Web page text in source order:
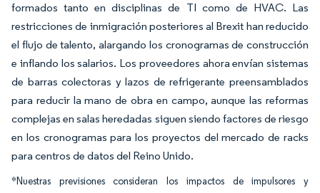
formados tanto en disciplinas de TI como de HVAC. Las
restricciones de inmigración posteriores al Brexit han reducido
el flujo de talento, alargando los cronogramas de construcción
e inflando los salarios. Los proveedores ahora envían sistemas
de barras colectoras y lazos de refrigerante preensamblados
para reducir la mano de obra en campo, aunque las reformas
complejas en salas heredadas siguen siendo factores de riesgo
en los cronogramas para los proyectos del mercado de racks
para centros de datos del Reino Unido.
*Nuestras previsiones consideran los impactos de impulsores y